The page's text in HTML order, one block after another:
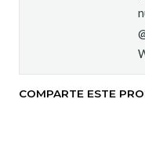
COMPARTE ESTE